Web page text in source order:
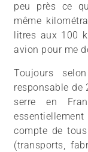
peu près ce
même
litres aux 100
avion pour me
Toujours
responsable de
serre en
essentiellement
compte de
(transports,